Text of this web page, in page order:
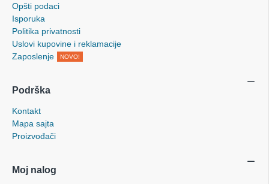
Opšti podaci
Isporuka
Politika privatnosti
Uslovi kupovine i reklamacije
Zaposlenje
NOVO!
Podrška
Kontakt
Mapa sajta
Proizvođači
Moj nalog